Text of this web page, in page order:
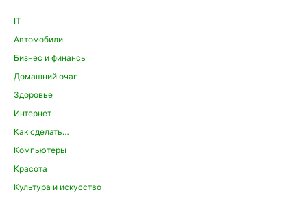
IT
Автомобили
Бизнес и финансы
Домашний очаг
Здоровье
Интернет
Как сделать…
Компьютеры
Красота
Культура и искусство